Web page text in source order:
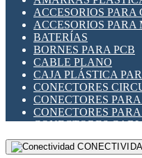
INDICADORES
INTERFACES DE
INTERRUPTORES
LLAVES
MEDIDORES DE
MOTORES PASO A
PANTALLAS HMI
PLC -
PROGRAMADORES
RELÉS DE
SENSORES
ACCESORIOS PARA
ACCESORIOS
BATERÍAS
BORNES PARA PCB
CABLE PLANO
CAJA PLÁSTICA
CONECTORES
CONECTORES
CONECTORES
CONECTORES
CONECTORES PCB
DIP SWITCHES